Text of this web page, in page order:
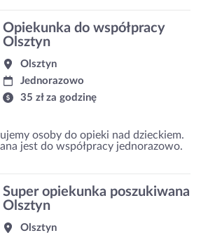
Opiekunka do współpracy
Olsztyn
Olsztyn
Jednorazowo
35 zł za godzinę
osoby do opieki nad dzieckiem.
jest do współpracy jednorazowo.
Super opiekunka poszukiwana
Olsztyn
Olsztyn